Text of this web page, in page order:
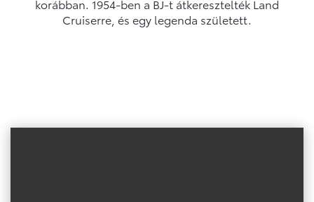
korábban. 1954-ben a BJ-t átkeresztelték Land
Cruiserre, és egy legenda született.